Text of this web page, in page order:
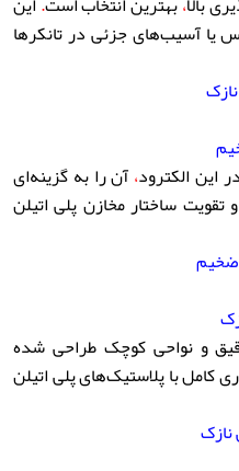
یا آسیب‌های جزئی در تانکرها
این الکترود،آن را به گزینه‌ای
ساختار مخازن پلی اتیلن
ضخیم
و نواحی کوچک طراحی شده
کامل با پلاستیک‌های پلی اتیلن